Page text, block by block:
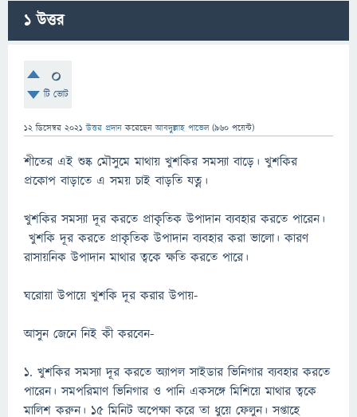
1উত্তর
0
টি ভোট
12 ডিসেম্বর 2021 উত্তর প্রদান করেছেনআবদুল্লাহ পাভেল (960 পয়েন্ট)
শীতের এই শুষ্ক মৌসুমে মাথায় খুশকির সমস্যা বাড়ে। খুশকির
প্রকোপ বাড়াতে এ সময় চাই বাড়তি যত্ন।
খুশকির সমস্যা দূর করতে প্রাকৃতিক উপাদান ব্যবহার করতে পারেন।
খুশকি দূর করতে প্রাকৃতিক উপাদান ব্যবহার করা ভালো। কারণ
রাসায়নিক উপাদান মাথার ত্বকে ক্ষতি করতে পারে।
ঘরোয়া উপায়ে খুশকি দূর করার উপায়-
আসুন জেনে নিই কী করবেন-
১. খুশকির সমস্যা দূর করতে অ্যাপল সাইডার ভিনিগার ব্যবহার করতে
পারেন। সমপরিমাণ ভিনিগার ও পানি একসঙ্গে মিশিয়ে মাথার ত্বকে
মালিশ করুন। ১৫ মিনিট অপেক্ষা করে তা ধুয়ে ফেলুন। সপ্তাহে